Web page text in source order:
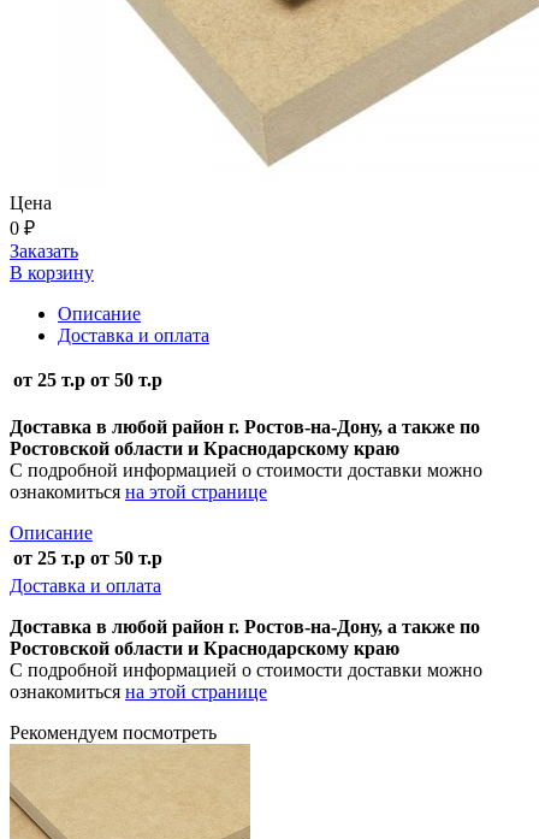
Цена
0 ₽
Заказать
В корзину
Описание
Доставка и оплата
от 25 т.р от 50 т.р
Доставка в любой район г. Ростов-на-Дону, а также по
Ростовской области и Краснодарскому краю
С подробной информацией о стоимости доставки можно
ознакомиться на этой странице
Описание
от 25 т.р от 50 т.р
Доставка и оплата
Доставка в любой район г. Ростов-на-Дону, а также по
Ростовской области и Краснодарскому краю
С подробной информацией о стоимости доставки можно
ознакомиться на этой странице
Рекомендуем посмотреть